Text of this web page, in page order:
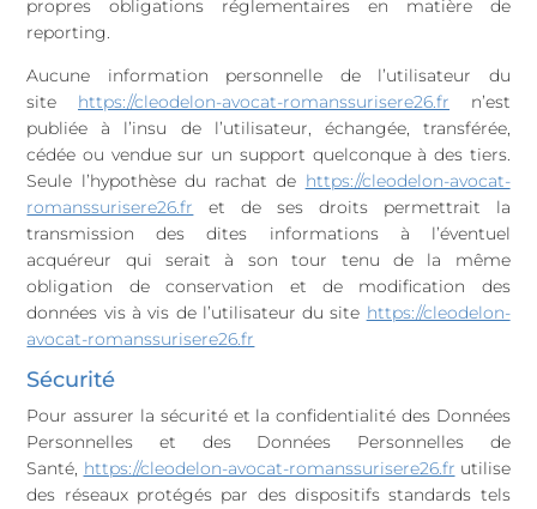
propres obligations réglementaires en matière de
reporting.
Aucune information personnelle de l’utilisateur du
site
https://cleodelon-avocat-romanssurisere26.fr
n’est
publiée à l’insu de l’utilisateur, échangée, transférée,
cédée ou vendue sur un support quelconque à des tiers.
Seule l’hypothèse du rachat de https://cleodelon-avocat-
romanssurisere26.fr
et de ses droits permettrait la
transmission des dites informations à l’éventuel
acquéreur qui serait à son tour tenu de la même
obligation de conservation et de modification des
données vis à vis de l’utilisateur du site https://cleodelon-
avocat-romanssurisere26.fr
Sécurité
Pour assurer la sécurité et la confidentialité des Données
Personnelles et des Données Personnelles de
Santé, https://cleodelon-avocat-romanssurisere26.fr utilise
des réseaux protégés par des dispositifs standards tels